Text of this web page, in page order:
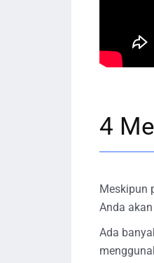
4
Meskipun
Anda
Ada